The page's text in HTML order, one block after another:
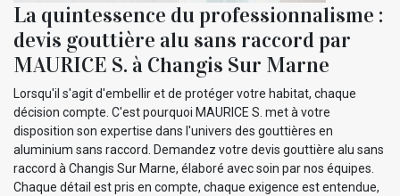
La quintessence du professionnalisme :
devis gouttière alu sans raccord par
MAURICE S. à Changis Sur Marne
Lorsqu'il s'agit d'embellir et de protéger votre habitat, chaque
décision compte. C'est pourquoi MAURICE S. met à votre
disposition son expertise dans l'univers des gouttières en
aluminium sans raccord. Demandez votre devis gouttière alu sans
raccord à Changis Sur Marne, élaboré avec soin par nos équipes.
Chaque détail est pris en compte, chaque exigence est entendue,